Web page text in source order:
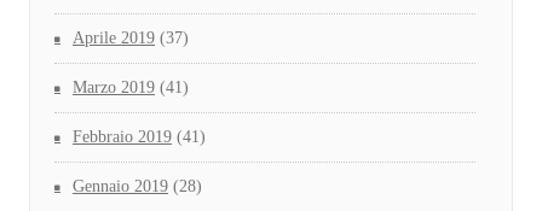
Aprile 2019 (37)
Marzo 2019 (41)
Febbraio 2019 (41)
Gennaio 2019 (28)